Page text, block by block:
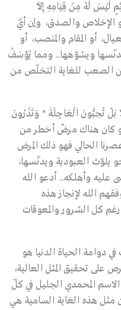
لَيْسَ لَهُ مِنْ قِيَامِهِ إِلَّا
الإخلاص والصدق، وإن أيَّ
أو المقام والمنصب، أو
ويشوّهها.. ومما يُؤسَفُ
الصعب للغاية التخلّص من
بَلْ تُحِبُّونَ الْعَاجِلَةَ * وَتَذَرُونَ
75/20-21)، فلو كان هناك مرضٌ أخطر من
الحالي فهو ذلك المرض
يلوّث العبودية ويدنّسها،
عليه وأهلكه.. أدعو الله
الله لإنجاز هذه
كل الشرور والمعوقات
دوامة الحياة الدنيا هو
على تحقيق المثل العالية،
المحمدي الجليل في كلّ
مثل هذه الغاية السامية هي